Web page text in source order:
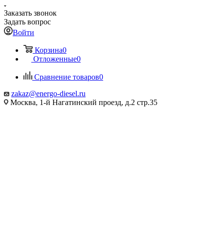
Заказать звонок
Задать вопрос
Войти
Корзина0
Отложенные0
Сравнение товаров0
zakaz@energo-diesel.ru
Москва, 1-й Нагатинский проезд, д.2 стр.35